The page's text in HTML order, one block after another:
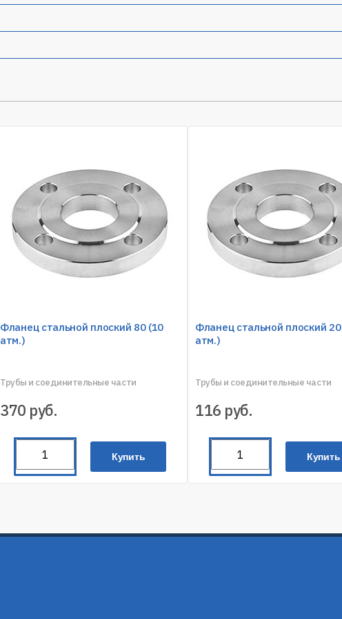
Фланец стальной плоский 80 (10
атм.)
Трубы и соединительные части
370 руб.
Купить
Фланец стальной плоский
атм.)
Трубы и соединительные части
116 руб.
Купить